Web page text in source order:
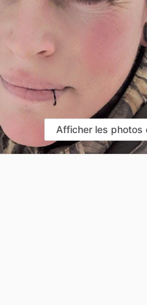
Afficher les photos